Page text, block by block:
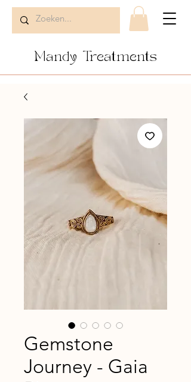
Mandy Treatments
Gemstone
Journey - Gaia